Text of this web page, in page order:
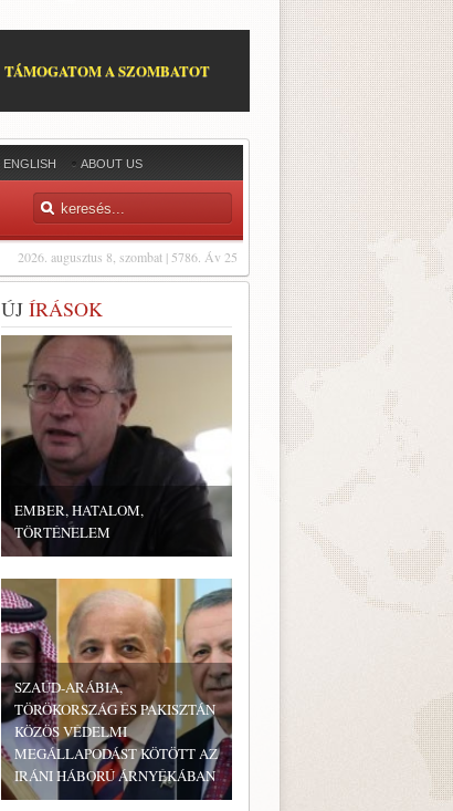
TÁMOGATOM A SZOMBATOT
ENGLISH ABOUT US
2026. augusztus 8, szombat | 5786. Áv 25
ÚJ ÍRÁSOK
EMBER, HATALOM,
TÖRTÉNELEM
SZAÚD-ARÁBIA,
TÖRÖKORSZÁG ÉS PAKISZTÁN
KÖZÖS VÉDELMI
MEGÁLLAPODÁST KÖTÖTT AZ
IRÁNI HÁBORÚ ÁRNYÉKÁBAN